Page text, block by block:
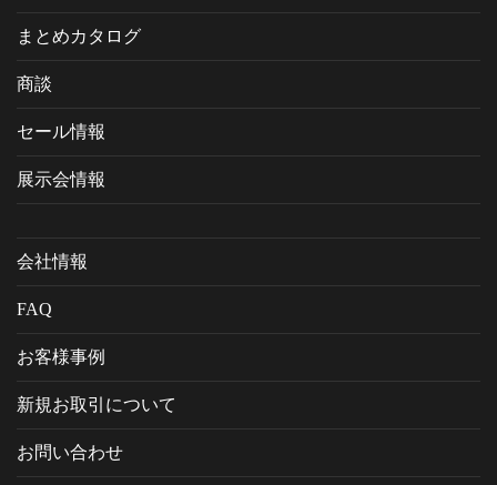
まとめカタログ
商談
セール情報
展示会情報
会社情報
FAQ
お客様事例
新規お取引について
お問い合わせ